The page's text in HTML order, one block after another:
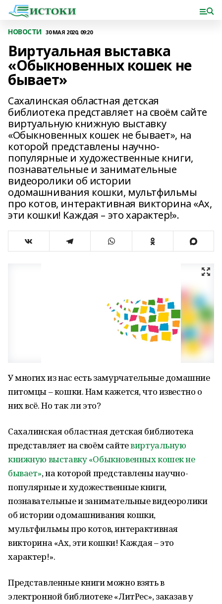
НОВОСТИ 30 МАЯ 2020, 09:20
Виртуальная выставка
«Обыкновенных кошек не
бывает»
Сахалинская областная детская
библиотека представляет на своём сайте
виртуальную книжную выставку
«Обыкновенных кошек не бывает», на
которой представлены научно-
популярные и художественные книги,
познавательные и занимательные
видеоролики об истории
одомашнивания кошки, мультфильмы
про котов, интерактивная викторина «Ах,
эти кошки! Каждая – это характер!».
У многих из нас есть замурчательные домашние
питомцы – кошки. Нам кажется, что известно о
них всё. Но так ли это?
Сахалинская областная детская библиотека
представляет на своём сайтевиртуальную
книжную выставку «Обыкновенных кошек не
бывает», на которой представлены научно-
популярные и художественные книги,
познавательные и занимательные видеоролики
об истории одомашнивания кошки,
мультфильмы про котов, интерактивная
викторина «Ах, эти кошки! Каждая – это
характер!».
Представленные книги можно взять в
электронной библиотеке «ЛитРес», заказав у